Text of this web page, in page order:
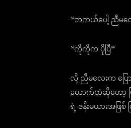
“တကယ်ပေါ့ ညီမလ
“ကိုကိုက ပိုပြီ”
လို့ ညီမလေးက ပြ
ယောက်ထဲဆိုတော့ ဖ
ရဲ့ ဇနီးမယားအဖြ